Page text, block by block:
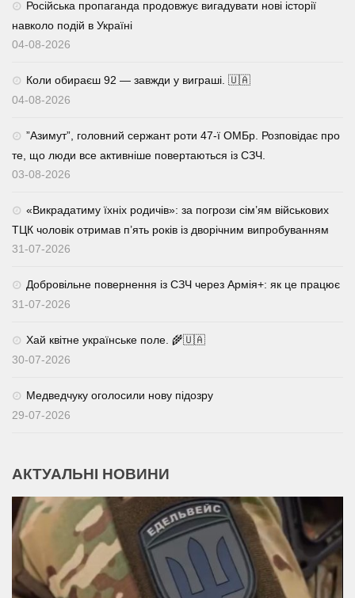
Російська пропаганда продовжує вигадувати нові історії
навколо подій в Україні
04-08-2026
Коли обираєш 92 — завжди у виграші. 🇺🇦
04-08-2026
⁨”Азимут”, головний сержант роти 47-ї ОМБр. Розповідає про
те, що люди все активніше повертаються із СЗЧ.
03-08-2026
«Викрадатиму їхніх родичів»: за погрози сім’ям військових
ТЦК чоловік отримав п’ять років із дворічним випробуванням
31-07-2026
Добровільне повернення із СЗЧ через Армія+: як це працює
31-07-2026
Хай квітне українське поле. 🌾🇺🇦
30-07-2026
Медведчуку оголосили нову підозру
29-07-2026
АКТУАЛЬНІ НОВИНИ